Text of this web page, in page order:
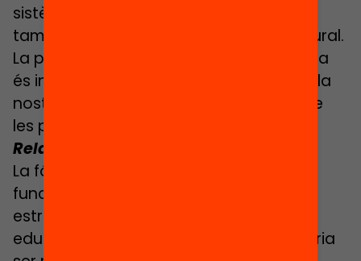
sistèmiques i estructurals necessiten
també un abordatge sistèmic i estructural.
La proposta de finançament per fórmula
és incorporar un instrument més dintre la
nostra caixa d’eines de la intervenció de
les polítiques educatives.
Relacionat:
La fórmula proposada incorpora una
funció directiva que permet orientar
estratègicament l’acció dels centres
educatius, i promoure-la sí que permetria